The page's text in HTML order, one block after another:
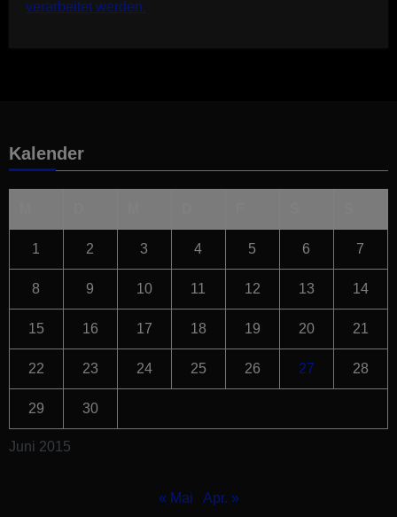
verarbeitet werden.
Kalender
Juni 2015
1 2 3 4 5 6 7
8 9 10 11 12 13 14
15 16 17 18 19 20 21
22 23 24 25 26 27 28
29 30
« Mai Apr. »